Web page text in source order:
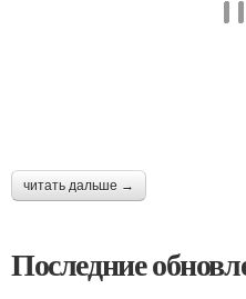
читать дальше →
Последние